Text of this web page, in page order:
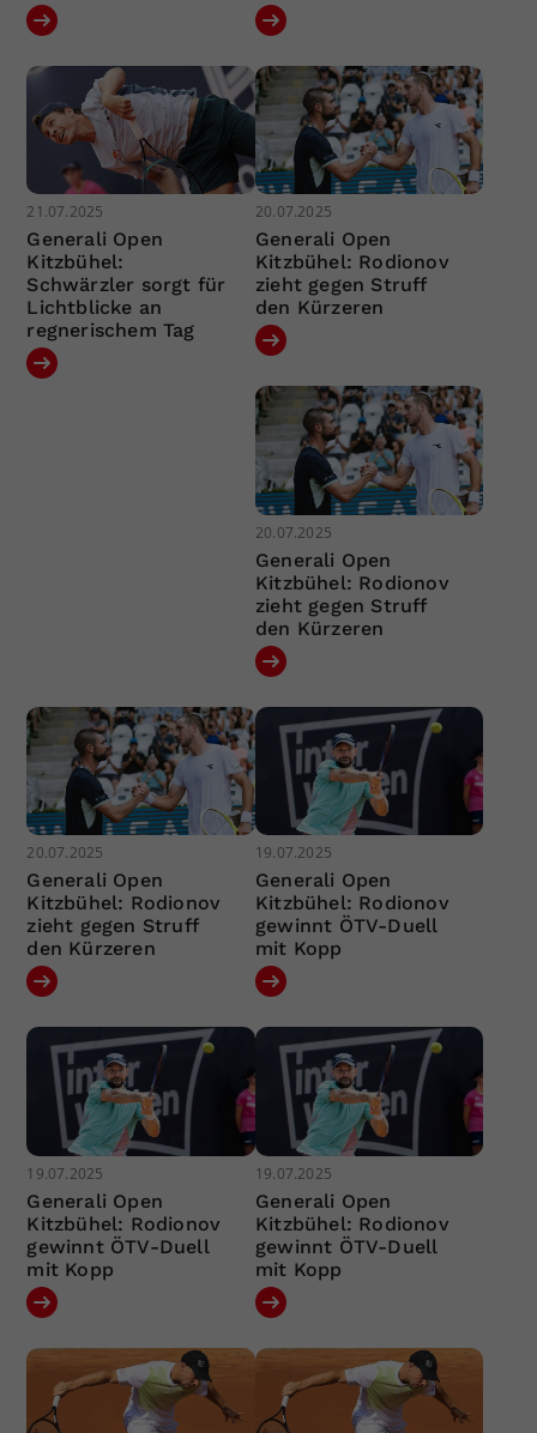
21.07.2025
Generali Open
Kitzbühel:
Schwärzler sorgt für
Lichtblicke an
regnerischem Tag
20.07.2025
Generali Open
Kitzbühel: Rodionov
zieht gegen Struff
den Kürzeren
20.07.2025
Generali Open
Kitzbühel: Rodionov
zieht gegen Struff
den Kürzeren
20.07.2025
Generali Open
Kitzbühel: Rodionov
zieht gegen Struff
den Kürzeren
19.07.2025
Generali Open
Kitzbühel: Rodionov
gewinnt ÖTV-Duell
mit Kopp
19.07.2025
Generali Open
Kitzbühel: Rodionov
gewinnt ÖTV-Duell
mit Kopp
19.07.2025
Generali Open
Kitzbühel: Rodionov
gewinnt ÖTV-Duell
mit Kopp